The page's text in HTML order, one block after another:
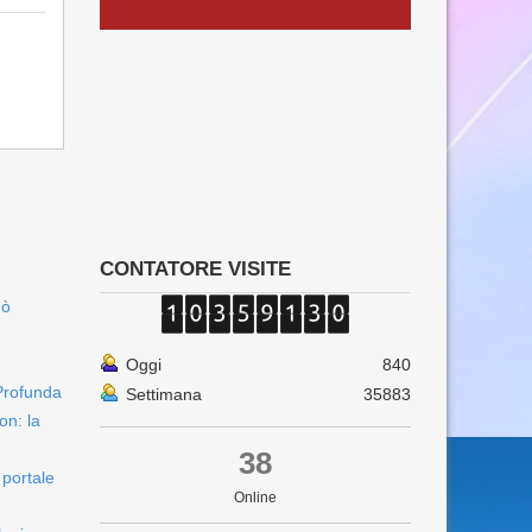
la
CONTATORE VISITE
Oggi
840
Settimana
35883
38
Online